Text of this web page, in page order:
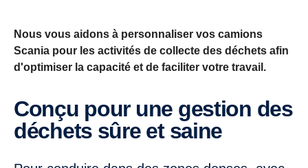
Nous vous aidons à personnaliser vos camions
Scania pour les activités de collecte des déchets afin
d'optimiser la capacité et de faciliter votre travail.
Conçu pour une gestion des
déchets sûre et saine